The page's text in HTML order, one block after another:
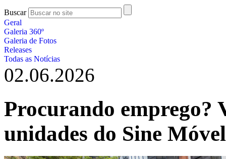
Buscar
Geral
Galeria 360º
Galeria de Fotos
Releases
Todas as Notícias
02.06.2026
Procurando emprego?
unidades do Sine